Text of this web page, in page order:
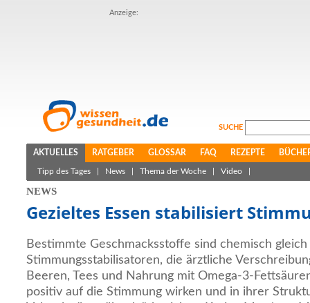
Anzeige:
SUCHE
AKTUELLES RATGEBER GLOSSAR FAQ REZEPTE
Tipp des Tages News Thema der Woche Video
NEWS
Gezieltes Essen stabilisiert
Bestimmte Geschmacksstoffe sind chemisch
Stimmungsstabilisatoren, die ärztliche
Beeren, Tees und Nahrung mit Omega-3-
positiv auf die Stimmung wirken und in ihrer